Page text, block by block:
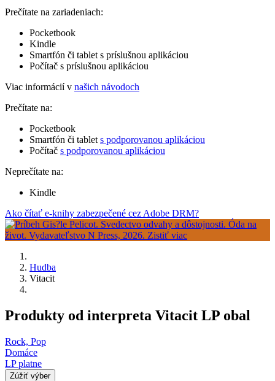
Prečítate na zariadeniach:
Pocketbook
Kindle
Smartfón či tablet s príslušnou aplikáciou
Počítač s príslušnou aplikáciou
Viac informácií v našich návodoch
Prečítate na:
Pocketbook
Smartfón či tablet s podporovanou aplikáciou
Počítač s podporovanou aplikáciou
Neprečítate na:
Kindle
Ako čítať e-knihy zabezpečené cez Adobe DRM?
Hudba
Vitacit
Produkty od interpreta Vitacit LP obal
Rock, Pop
Domáce
LP platne
Zúžiť výber